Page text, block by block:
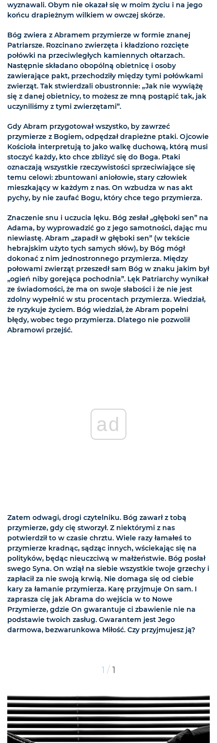
wyznawali. Obym nie okazał się w moim życiu i na jego
końcu drapieżnym wilkiem w owczej skórze.
Bóg zwiera z Abramem przymierze w formie znanej
Patriarsze. Rozcinano zwierzęta i kładziono rozcięte
połówki na przeciwległych kamiennych ołtarzach.
Następnie składano obopólną obietnicę i osoby
zawierające pakt, przechodziły między tymi połówkami
zwierząt. Tak stwierdzali obustronnie: „Jak nie wywiążę
się z danej obietnicy, to możesz ze mną postąpić tak, jak
uczyniliśmy z tymi zwierzętami”.
Gdy Abram przygotował wszystko, by zawrzeć
przymierze z Bogiem, odpędzał drapieżne ptaki. Ojcowie
Kościoła interpretują to jako walkę duchową, którą musi
stoczyć każdy, kto chce zbliżyć się do Boga. Ptaki
oznaczają wszystkie rzeczywistości sprzeciwiające się
temu celowi: zbuntowani aniołowie, stary człowiek
mieszkający w każdym z nas. On wzbudza w nas akt
pychy, by nie zaufać Bogu, który chce tego przymierza.
Znaczenie snu i uczucia lęku. Bóg zesłał „głęboki sen” na
Adama, by wyprowadzić go z jego samotności, dając mu
niewiastę. Abram „zapadł w głęboki sen” (w tekście
hebrajskim użyto tych samych słów), by Bóg mógł
dokonać z nim jednostronnego przymierza. Między
połowami zwierząt przeszedł sam Bóg w znaku jakim był
„ogień niby gorejąca pochodnia”. Lęk Patriarchy wynikał
ze świadomości, że ma on swoje słabości i że nie jest
zdolny wypełnić w stu procentach przymierza. Wiedział,
że ryzykuje życiem. Bóg wiedział, że Abram popełni
błędy, wobec tego przymierza. Dlatego nie pozwolił
Abramowi przejść.
ad
Zatem odwagi, drogi czytelniku. Bóg zawarł z tobą
przymierze, gdy cię stworzył. Z niektórymi z nas
potwierdził to w czasie chrztu. Wiele razy łamałeś to
przymierze kradnąc, sądząc innych, wściekając się na
polityków, będąc nieuczciwą w małżeństwie. Bóg posłał
swego Syna. On wziął na siebie wszystkie twoje grzechy i
zapłacił za nie swoją krwią. Nie domaga się od ciebie
kary za łamanie przymierza. Karę przyjmuje On sam. I
zaprasza cię jak Abrama do wejścia w to Nowe
Przymierze, gdzie On gwarantuje ci zbawienie nie na
podstawie twoich zasług. Gwarantem jest Jego
darmowa, bezwarunkowa Miłość. Czy przyjmujesz ją?
1 / 1